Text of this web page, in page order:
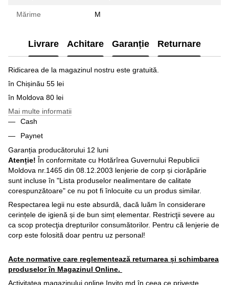
Mărime M
Livrare Achitare Garanție Returnare
Ridicarea de la magazinul nostru este gratuită.
în Chișinău 55 lei
în Moldova 80 lei
Mai multe informatii
Cash
Paynet
Garanția producătorului 12 luni
Atenție! În conformitate cu Hotărîrea Guvernului Republicii
Moldova nr.1465 din 08.12.2003 lenjerie de corp și ciorăpărie
sunt incluse în "Lista produselor nealimentare de calitate
corespunzătoare" ce nu pot fi înlocuite cu un produs similar.
Respectarea legii nu este absurdă, dacă luăm în considerare
cerințele de igienă și de bun simț elementar. Restricţii severe au
ca scop protecţia drepturilor consumătorilor. Pentru că lenjerie de
corp este folosită doar pentru uz personal!
Acte normative care reglementează returnarea și schimbarea
produselor în Magazinul Online.
Activitatea magazinului online Invito.md în ceea ce priveşte